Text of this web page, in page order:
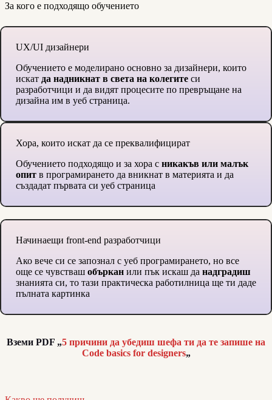
За кого е подходящо обучението
UX/UI дизайнери
Обучението е моделирано основно за дизайнери, които
искат да надникнат в света на колегите си
разработчици и да видят процесите по превръщане на
дизайна им в уеб страница.
Хора, които искат да се преквалифицират
Обучението подходящо и за хора с никакъв или малък
опит в програмирането да вникнат в материята и да
създадат първата си уеб страница
Начинаещи front-end разработчици
Ако вече си се запознал с уеб програмирането, но все
още се чувстваш объркан или пък искаш да надградиш
знанията си, то тази практическа работилница ще ти даде
пълната картинка
Вземи PDF „5 причини да убедиш шефа ти да те запише на
Code basics for designers„